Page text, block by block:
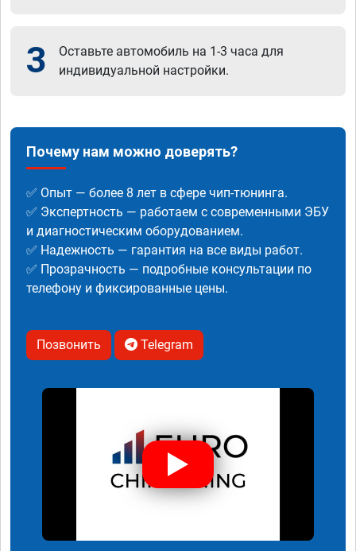
3
Оставьте автомобиль на 1-3 часа для
индивидуальной настройки.
Почему нам можно доверять?
✅ Опыт — более 8 лет в сфере чип-тюнинга.
✅ Экспертность — работаем с современными ЭБУ
и диагностическим оборудованием.
✅ Надежность — гарантия на все виды работ.
✅ Прозрачность — подробные консультации по
телефону и фиксированные цены.
Позвонить Telegram